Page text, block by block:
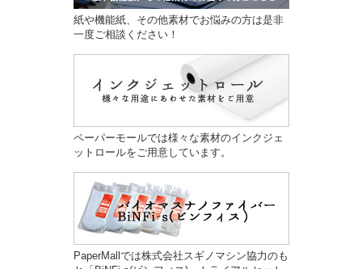
紙や機能紙、その他素材でお悩みの方は是非
一度ご相談ください！
ペーパーモールでは様々な素材のインクジェ
ットロールをご用意しています。
PaperMallでは株式会社スギノマシン協力のも